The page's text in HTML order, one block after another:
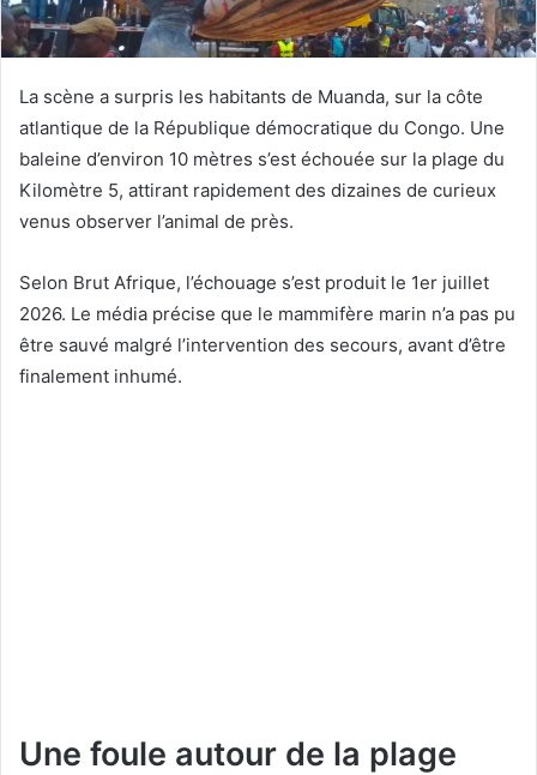
La scène a surpris les habitants de Muanda, sur la côte
atlantique de la République démocratique du Congo. Une
baleine d’environ 10 mètres s’est échouée sur la plage du
Kilomètre 5, attirant rapidement des dizaines de curieux
venus observer l’animal de près.
Selon Brut Afrique, l’échouage s’est produit le 1er juillet
2026. Le média précise que le mammifère marin n’a pas pu
être sauvé malgré l’intervention des secours, avant d’être
finalement inhumé.
Une foule autour de la plage